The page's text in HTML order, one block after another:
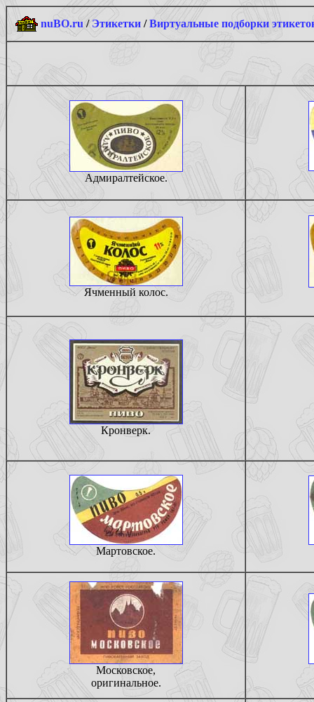
nuBO.ru / Этикетки /Виртуальные подборки
Адмиралтейское.
Ячменный колос.
Кронверк.
Мартовское.
Московское,
оригинальное.